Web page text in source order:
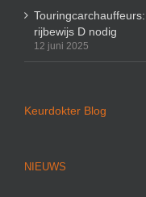
rijbewijs D nodig
12 juni 2025
Keurdokter Blog
NIEUWS